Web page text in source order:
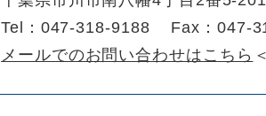
Tel：047-318-9188
Fax：047-
メールでのお問い合わせはこちら